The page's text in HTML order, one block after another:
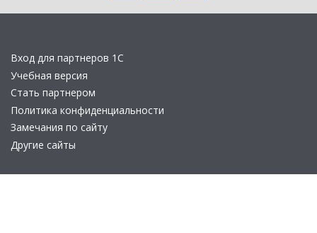
Вход для партнеров 1С
Учебная версия
Стать партнером
Политика конфиденциальности
Замечания по сайту
Другие сайты